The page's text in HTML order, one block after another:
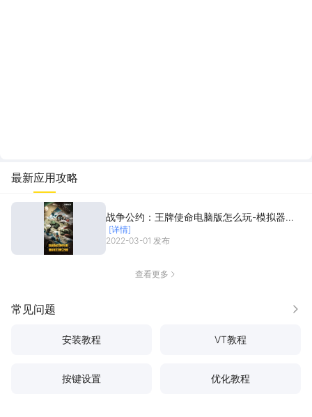
最新应用攻略
战争公约：王牌使命电脑版怎么玩-模拟器多
开及按键设置教程
[详情]
2022-03-01 发布
查看更多
常见问题 更多
安装教程 VT教程
按键设置 优化教程